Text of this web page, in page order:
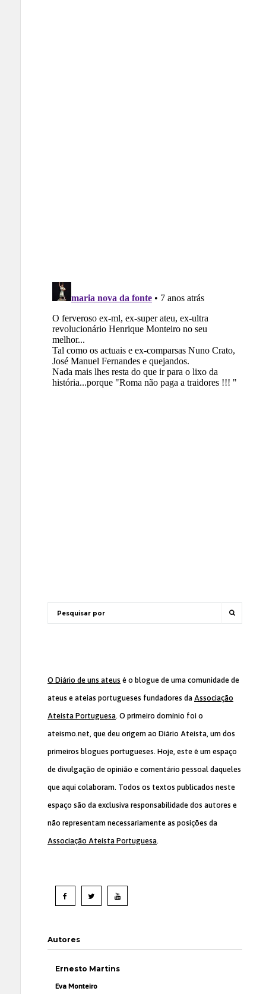
O Diário de uns ateus é o blogue de uma comunidade de
ateus e ateias portugueses fundadores da Associação
Ateísta Portuguesa. O primeiro domínio foi o
ateismo.net, que deu origem ao Diário Ateísta, um dos
primeiros blogues portugueses. Hoje, este é um espaço
de divulgação de opinião e comentário pessoal daqueles
que aqui colaboram. Todos os textos publicados neste
espaço são da exclusiva responsabilidade dos autores e
não representam necessariamente as posições da
Associação Ateísta Portuguesa.
Autores
Ernesto Martins
Eva Monteiro